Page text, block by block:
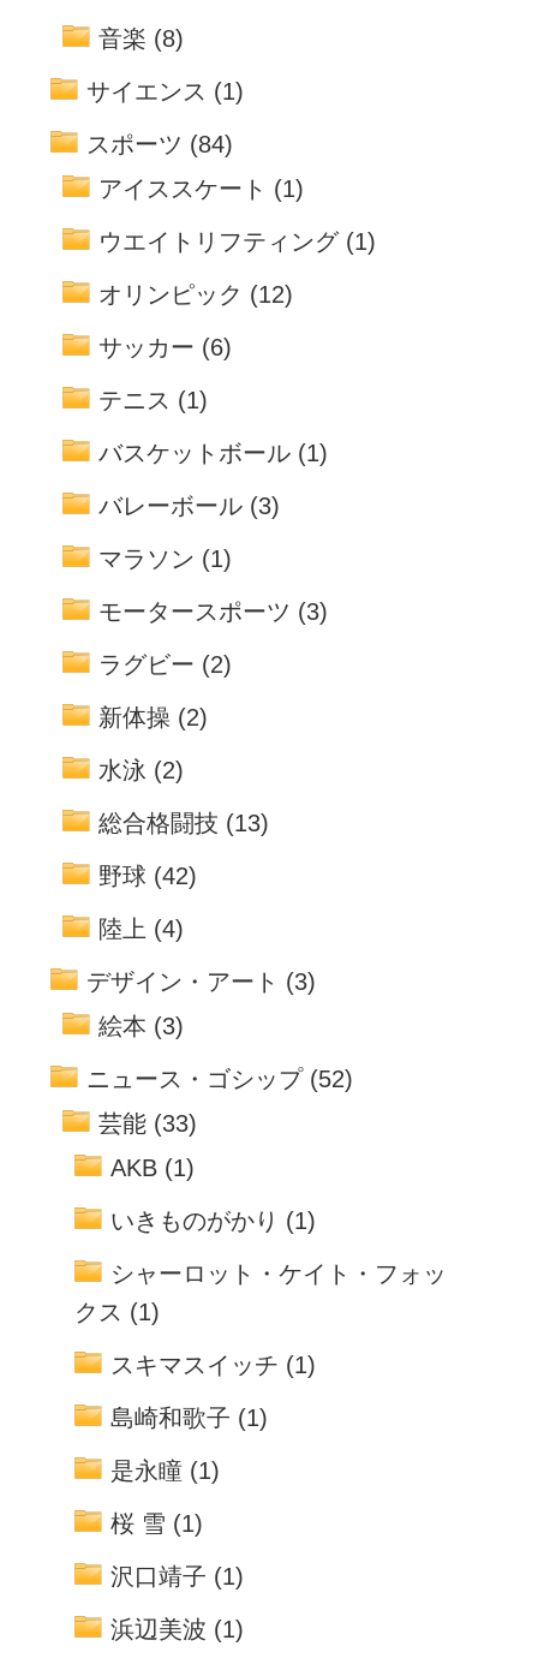
音楽 (8)
サイエンス (1)
スポーツ (84)
アイススケート (1)
ウエイトリフティング(1)
オリンピック (12)
サッカー (6)
テニス (1)
バスケットボール (1)
バレーボール (3)
マラソン (1)
モータースポーツ (3)
ラグビー (2)
新体操 (2)
水泳 (2)
総合格闘技 (13)
野球 (42)
陸上 (4)
デザイン・アート (3)
絵本 (3)
ニュース・ゴシップ(52)
芸能 (33)
AKB (1)
いきものがかり (1)
シャーロット・ケイト・フォッ
クス (1)
スキマスイッチ (1)
島崎和歌子 (1)
是永瞳 (1)
桜 雪 (1)
沢口靖子 (1)
浜辺美波 (1)